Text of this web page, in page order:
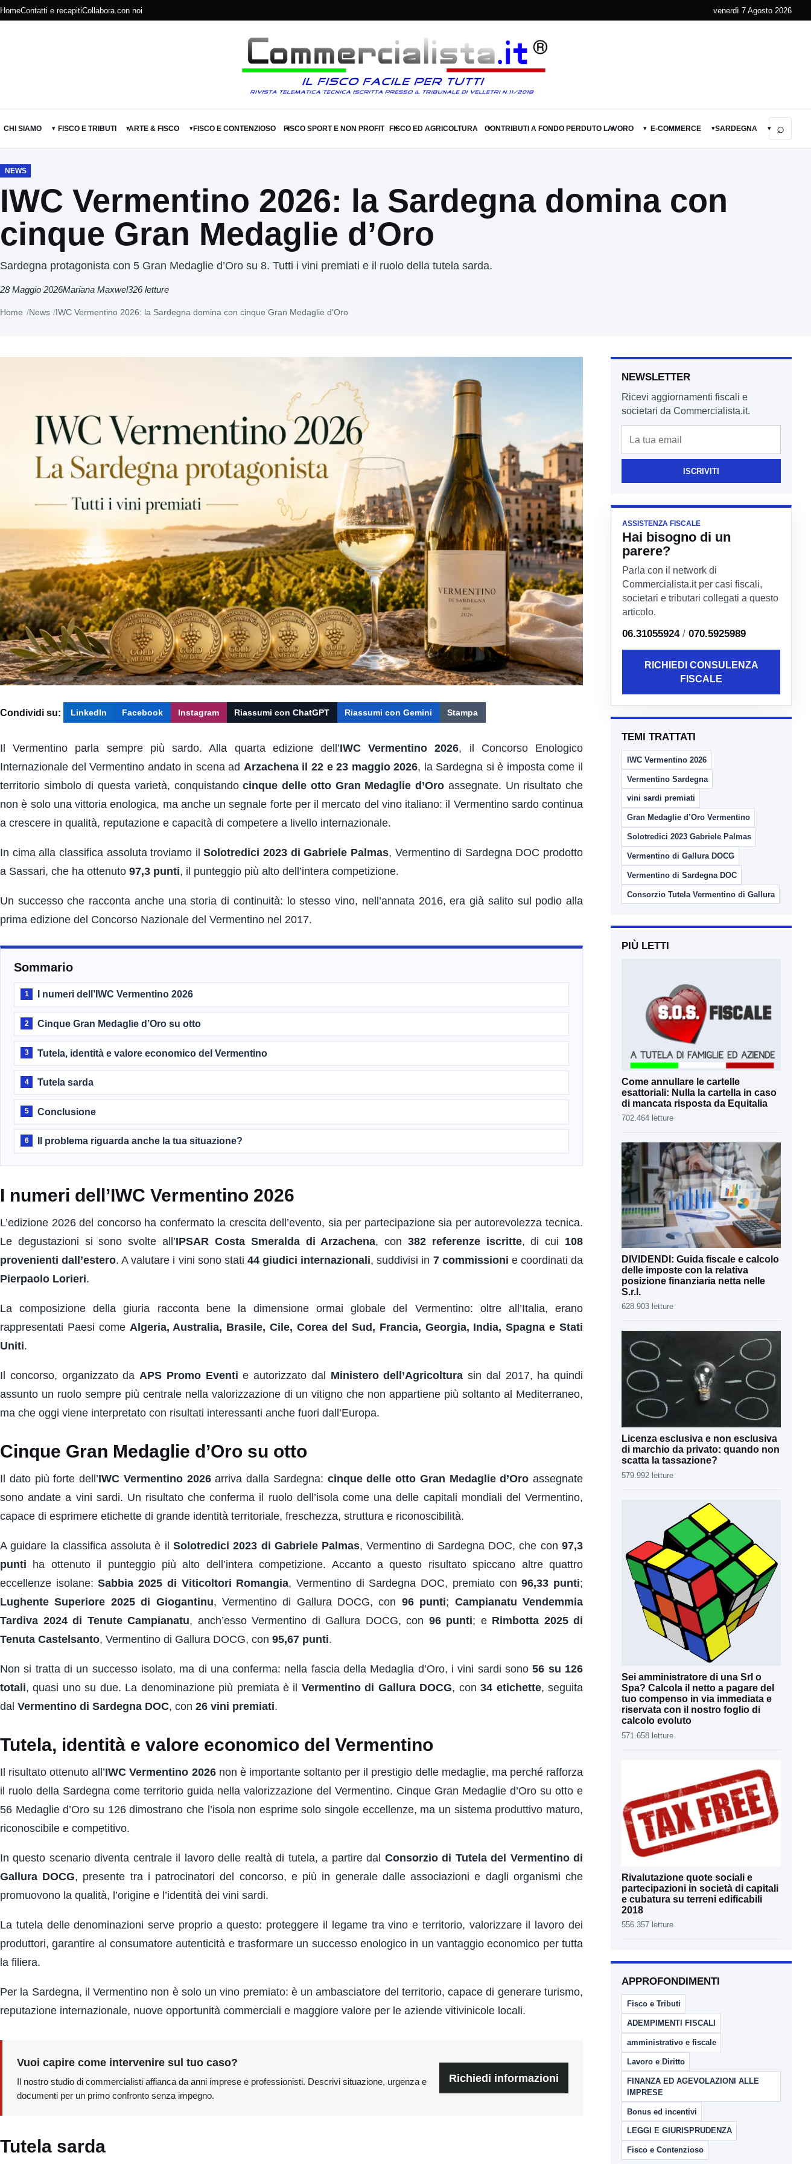
HomeContatti e recapitiCollabora con noi venerdì 7 Agosto 2026
CHI SIAMO ▾ FISCO E TRIBUTI ▾ARTE & FISCO ▾FISCO E CONTENZIOSO ▾
FISCO SPORT E NON PROFIT ▾
FISCO ED AGRICOLTURA ▾
CONTRIBUTI A FONDO PERDUTO ▾
LAVORO ▾ E-COMMERCE ▾SARDEGNA ▾ ⌕
NEWS
IWC Vermentino 2026: la Sardegna domina con
cinque Gran Medaglie d’Oro
Sardegna protagonista con 5 Gran Medaglie d’Oro su 8. Tutti i vini premiati e il ruolo della tutela sarda.
28 Maggio 2026Mariana Maxwel326 letture
Home News IWC Vermentino 2026: la Sardegna domina con cinque Gran Medaglie d’Oro
Condividi su: LinkedIn Facebook Instagram Riassumi con ChatGPT Riassumi con Gemini Stampa
Il Vermentino parla sempre più sardo. Alla quarta edizione dell’IWC Vermentino 2026, il Concorso Enologico
Internazionale del Vermentino andato in scena ad Arzachena il 22 e 23 maggio 2026, la Sardegna si è imposta come il
territorio simbolo di questa varietà, conquistandocinque delle otto Gran Medaglie d’Oro assegnate. Un risultato che
non è solo una vittoria enologica, ma anche un segnale forte per il mercato del vino italiano: il Vermentino sardo continua
a crescere in qualità, reputazione e capacità di competere a livello internazionale.
In cima alla classifica assoluta troviamo ilSolotredici 2023 di Gabriele Palmas, Vermentino di Sardegna DOC prodotto
a Sassari, che ha ottenuto 97,3 punti, il punteggio più alto dell’intera competizione.
Un successo che racconta anche una storia di continuità: lo stesso vino, nell’annata 2016, era già salito sul podio alla
prima edizione del Concorso Nazionale del Vermentino nel 2017.
Sommario
1 I numeri dell’IWC Vermentino 2026
2 Cinque Gran Medaglie d’Oro su otto
3 Tutela, identità e valore economico del Vermentino
4 Tutela sarda
5 Conclusione
6 Il problema riguarda anche la tua situazione?
I numeri dell’IWC Vermentino 2026
L’edizione 2026 del concorso ha confermato la crescita dell’evento, sia per partecipazione sia per autorevolezza tecnica.
Le degustazioni si sono svolte all’IPSAR Costa Smeralda di Arzachena, con 382 referenze iscritte, di cui 108
provenienti dall’estero. A valutare i vini sono stati 44 giudici internazionali, suddivisi in 7 commissioni e coordinati da
Pierpaolo Lorieri.
La composizione della giuria racconta bene la dimensione ormai globale del Vermentino: oltre all’Italia, erano
rappresentati Paesi come Algeria, Australia, Brasile, Cile, Corea del Sud, Francia, Georgia, India, Spagna e Stati
Uniti.
Il concorso, organizzato da APS Promo Eventi e autorizzato dal Ministero dell’Agricoltura sin dal 2017, ha quindi
assunto un ruolo sempre più centrale nella valorizzazione di un vitigno che non appartiene più soltanto al Mediterraneo,
ma che oggi viene interpretato con risultati interessanti anche fuori dall’Europa.
Cinque Gran Medaglie d’Oro su otto
Il dato più forte dell’IWC Vermentino 2026arriva dalla Sardegna: cinque delle otto Gran Medaglie d’Oro assegnate
sono andate a vini sardi. Un risultato che conferma il ruolo dell’isola come una delle capitali mondiali del Vermentino,
capace di esprimere etichette di grande identità territoriale, freschezza, struttura e riconoscibilità.
A guidare la classifica assoluta è il Solotredici 2023 di Gabriele Palmas, Vermentino di Sardegna DOC, che con97,3
punti ha ottenuto il punteggio più alto dell’intera competizione. Accanto a questo risultato spiccano altre quattro
eccellenze isolane:Sabbia 2025 di Viticoltori Romangia, Vermentino di Sardegna DOC, premiato con96,33 punti;
Lughente Superiore 2025 di Giogantinu, Vermentino di Gallura DOCG, con 96 punti; Campianatu Vendemmia
Tardiva 2024 di Tenute Campianatu, anch’esso Vermentino di Gallura DOCG, con 96 punti; e Rimbotta 2025 di
Tenuta Castelsanto, Vermentino di Gallura DOCG, con 95,67 punti.
Non si tratta di un successo isolato, ma di una conferma: nella fascia della Medaglia d’Oro, i vini sardi sono56 su 126
totali, quasi uno su due. La denominazione più premiata è il Vermentino di Gallura DOCG, con34 etichette, seguita
dal Vermentino di Sardegna DOC, con 26 vini premiati.
Tutela, identità e valore economico del Vermentino
Il risultato ottenuto all’IWC Vermentino 2026non è importante soltanto per il prestigio delle medaglie, ma perché rafforza
il ruolo della Sardegna come territorio guida nella valorizzazione del Vermentino. Cinque Gran Medaglie d’Oro su otto e
56 Medaglie d’Oro su 126 dimostrano che l’isola non esprime solo singole eccellenze, ma un sistema produttivo maturo,
riconoscibile e competitivo.
In questo scenario diventa centrale il lavoro delle realtà di tutela, a partire dal Consorzio di Tutela del Vermentino di
Gallura DOCG, presente tra i patrocinatori del concorso, e più in generale dalle associazioni e dagli organismi che
promuovono la qualità, l’origine e l’identità dei vini sardi.
La tutela delle denominazioni serve proprio a questo: proteggere il legame tra vino e territorio, valorizzare il lavoro dei
produttori, garantire al consumatore autenticità e trasformare un successo enologico in un vantaggio economico per tutta
la filiera.
Per la Sardegna, il Vermentino non è solo un vino premiato: è un ambasciatore del territorio, capace di generare turismo,
reputazione internazionale, nuove opportunità commerciali e maggiore valore per le aziende vitivinicole locali.
Vuoi capire come intervenire sul tuo caso?
Il nostro studio di commercialisti affianca da anni imprese e professionisti. Descrivi situazione, urgenza e
documenti per un primo confronto senza impegno.
Richiedi informazioni
Tutela sarda
NEWSLETTER
Ricevi aggiornamenti fiscali e
societari da Commercialista.it.
ISCRIVITI
ASSISTENZA FISCALE
Hai bisogno di un
parere?
Parla con il network di
Commercialista.it per casi fiscali,
societari e tributari collegati a questo
articolo.
06.31055924 / 070.5925989
RICHIEDI CONSULENZA
FISCALE
TEMI TRATTATI
IWC Vermentino 2026
Vermentino Sardegna
vini sardi premiati
Gran Medaglie d’Oro Vermentino
Solotredici 2023 Gabriele Palmas
Vermentino di Gallura DOCG
Vermentino di Sardegna DOC
Consorzio Tutela Vermentino di Gallura
PIÙ LETTI
Come annullare le cartelle
esattoriali: Nulla la cartella in caso
di mancata risposta da Equitalia
702.464 letture
DIVIDENDI: Guida fiscale e calcolo
delle imposte con la relativa
posizione finanziaria netta nelle
S.r.l.
628.903 letture
Licenza esclusiva e non esclusiva
di marchio da privato: quando non
scatta la tassazione?
579.992 letture
Sei amministratore di una Srl o
Spa? Calcola il netto a pagare del
tuo compenso in via immediata e
riservata con il nostro foglio di
calcolo evoluto
571.658 letture
Rivalutazione quote sociali e
partecipazioni in società di capitali
e cubatura su terreni edificabili
2018
556.357 letture
APPROFONDIMENTI
Fisco e Tributi
ADEMPIMENTI FISCALI
amministrativo e fiscale
Lavoro e Diritto
FINANZA ED AGEVOLAZIONI ALLE
IMPRESE
Bonus ed incentivi
LEGGI E GIURISPRUDENZA
Fisco e Contenzioso